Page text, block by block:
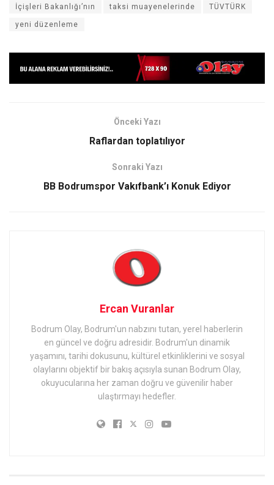
İçişleri Bakanlığı’nın taksi muayenelerinde TÜVTÜRK
yeni düzenleme
Önceki Yazı
Raflardan toplatılıyor
Sonraki Yazı
BB Bodrumspor Vakıfbank’ı Konuk Ediyor
Ercan Vuranlar
Bodrum Olay, Bodrum'un nabzını tutan, yerel haberlerin
en güncel ve doğru adresidir. Bodrum'un dinamik
yaşamını, tarihi dokusunu, kültürel etkinliklerini ve sosyal
olaylarını objektif bir bakış açısıyla sunan Bodrum Olay,
okuyucularına her zaman doğru ve güvenilir haber
ulaştırmayı hedefler.